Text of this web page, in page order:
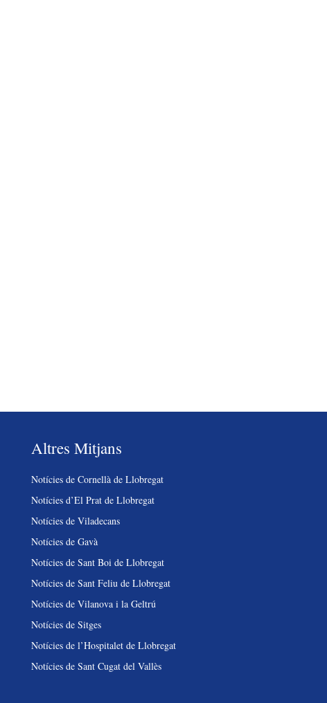
Altres Mitjans
Notícies de Cornellà de Llobregat
Notícies d’El Prat de Llobregat
Notícies de Viladecans
Notícies de Gavà
Notícies de Sant Boi de Llobregat
Notícies de Sant Feliu de Llobregat
Notícies de Vilanova i la Geltrú
Notícies de Sitges
Notícies de l’Hospitalet de Llobregat
Notícies de Sant Cugat del Vallès